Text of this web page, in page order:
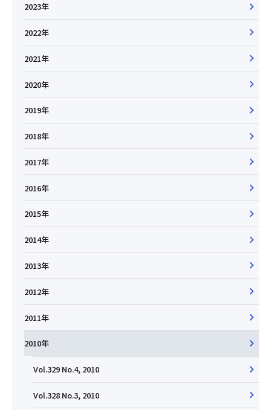
2023年
2022年
2021年
2020年
2019年
2018年
2017年
2016年
2015年
2014年
2013年
2012年
2011年
2010年
Vol.329 No.4, 2010
Vol.328 No.3, 2010